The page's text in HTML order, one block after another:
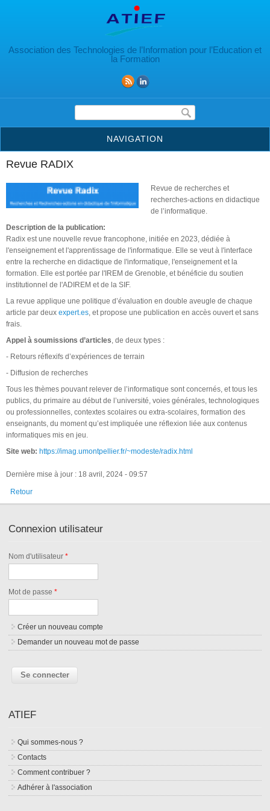
Association des Technologies de l’Information pour l’Education et
la Formation
Formulaire de recherche
NAVIGATION
Revue RADIX
Revue de recherches et
recherches-actions en didactique
de l’informatique.
Description de la publication:
Radix est une nouvelle revue francophone, initiée en 2023, dédiée à
l'enseignement et l'apprentissage de l'informatique. Elle se veut à l'interface
entre la recherche en didactique de l'informatique, l'enseignement et la
formation. Elle est portée par l'IREM de Grenoble, et bénéficie du soutien
institutionnel de l'ADIREM et de la SIF.
La revue applique une politique d’évaluation en double aveugle de chaque
article par deux expert.es, et propose une publication en accès ouvert et sans
frais.
Appel à soumissions d’articles, de deux types :
- Retours réflexifs d’expériences de terrain
- Diffusion de recherches
Tous les thèmes pouvant relever de l’informatique sont concernés, et tous les
publics, du primaire au début de l’université, voies générales, technologiques
ou professionnelles, contextes scolaires ou extra-scolaires, formation des
enseignants, du moment qu’est impliquée une réflexion liée aux contenus
informatiques mis en jeu.
Site web: https://imag.umontpellier.fr/~modeste/radix.html
Dernière mise à jour : 18 avril, 2024 - 09:57
Retour
Connexion utilisateur
Nom d'utilisateur*
Mot de passe*
Créer un nouveau compte
Demander un nouveau mot de passe
ATIEF
Qui sommes-nous ?
Contacts
Comment contribuer ?
Adhérer à l'association